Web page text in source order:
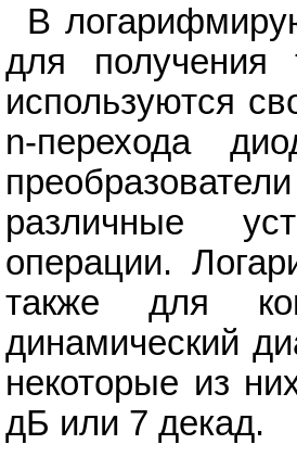
В
для получения
используются
n-перехода
различные
операции.
также для
динамический
некоторые из
дБ или 7 декад.